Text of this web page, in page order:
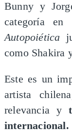
Bunny y
categoría
Autopoiética
como Shakira
Este es un
artista
relevancia y
internacional.